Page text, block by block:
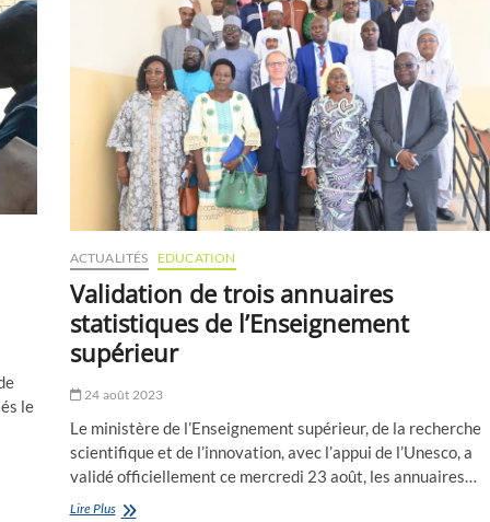
le
ACTUALITÉS EDUCATION
Validation de trois annuaires
statistiques de l’Enseignement
supérieur
24 août 2023
Le ministère de l’Enseignement supérieur, de la recherche
scientifique et de l’innovation, avec l’appui de l’Unesco, a
validé officiellement ce mercredi 23 août, les annuaires…
Lire PlusValidation